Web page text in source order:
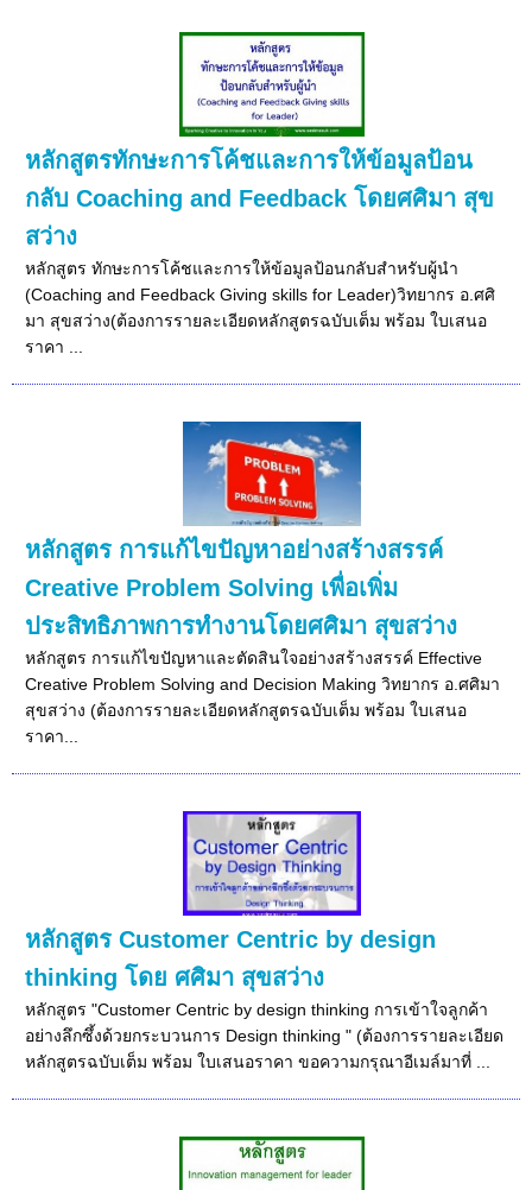
หลักสูตรทักษะการโค้ชและการให้ข้อมูลป้อน
กลับ Coaching and Feedback โดยศศิมา สุข
สว่าง
หลักสูตร ทักษะการโค้ชและการให้ข้อมูลป้อนกลับสำหรับผู้นำ
(Coaching and Feedback Giving skills for Leader)วิทยากร อ.ศศิ
มา สุขสว่าง(ต้องการรายละเอียดหลักสูตรฉบับเต็ม พร้อม ใบเสนอ
ราคา ...
หลักสูตร การแก้ไขปัญหาอย่างสร้างสรรค์
Creative Problem Solving เพื่อเพิ่ม
ประสิทธิภาพการทำงานโดยศศิมา สุขสว่าง
หลักสูตร การแก้ไขปัญหาและตัดสินใจอย่างสร้างสรรค์ Effective
Creative Problem Solving and Decision Making วิทยากร อ.ศศิมา
สุขสว่าง (ต้องการรายละเอียดหลักสูตรฉบับเต็ม พร้อม ใบเสนอ
ราคา...
หลักสูตร Customer Centric by design
thinking โดย ศศิมา สุขสว่าง
หลักสูตร "Customer Centric by design thinking การเข้าใจลูกค้า
อย่างลึกซึ้งด้วยกระบวนการ Design thinking " (ต้องการรายละเอียด
หลักสูตรฉบับเต็ม พร้อม ใบเสนอราคา ขอความกรุณาอีเมล์มาที่ ...